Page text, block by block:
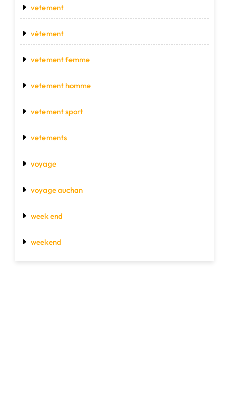
vetement
vétement
vetement femme
vetement homme
vetement sport
vetements
voyage
voyage auchan
week end
weekend